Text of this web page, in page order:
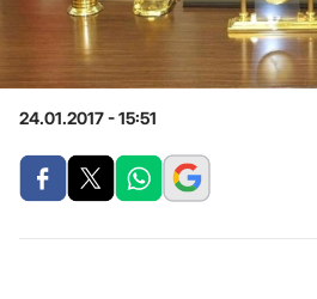
24.01.2017 - 15:51